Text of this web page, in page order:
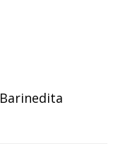
Barinedita